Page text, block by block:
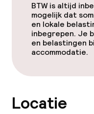
BTW is altijd
mogelijk dat
en lokale
inbegrepen. Je
en belastingen
accommodatie.
Locatie